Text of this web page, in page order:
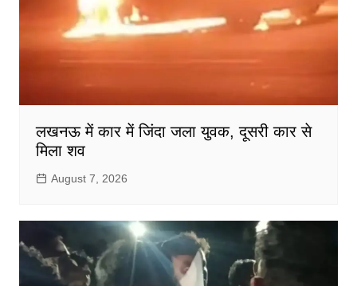
लखनऊ में कार में जिंदा जला युवक, दूसरी कार से
मिला शव
August 7, 2026